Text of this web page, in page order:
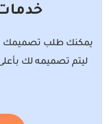
يمكنك طلب تصميمك
ليتم تصميمه لك